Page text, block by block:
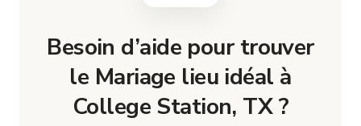
Besoin d’aide pour trouver
le Mariage lieu idéal à
College Station, TX ?